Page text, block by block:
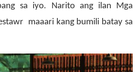
sa iyo. Narito ang ilan
Mga
maaari kang bumili batay sa